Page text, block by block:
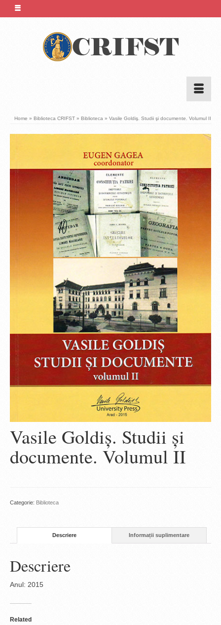
Home » Biblioteca CRIFST » Biblioteca » Vasile Goldiş. Studii şi documente. Volumul II
Vasile Goldiş. Studii şi
documente. Volumul II
Categorie: Biblioteca
Descriere Informații suplimentare
Descriere
Anul: 2015
Related